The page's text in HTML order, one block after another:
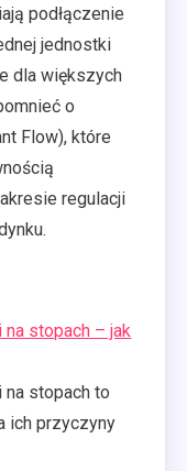
podłączenie
jednostki
dla większych
o
Flow), które
regulacji
stopach – jak
stopach to
ich przyczyny